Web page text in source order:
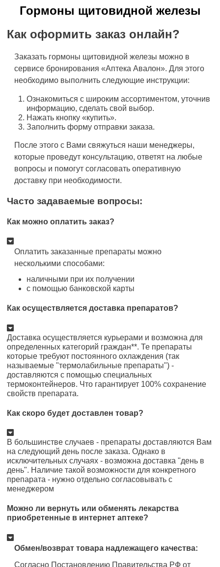
Гормоны щитовидной железы
Как оформить заказ онлайн?
Заказать гормоны щитовидной железы можно в
сервисе бронирования «Аптека Авалон». Для этого
необходимо выполнить следующие инструкции:
Ознакомиться с широким ассортиментом, уточнив
информацию, сделать свой выбор.
Нажать кнопку «купить».
Заполнить форму отправки заказа.
После этого с Вами свяжуться наши менеджеры,
которые проведут консультацию, ответят на любые
вопросы и помогут согласовать оперативную
доставку при необходимости.
Часто задаваемые вопросы:
Как можно оплатить заказ?
Оплатить заказанные препараты можно
несколькими способами:
наличными при их получении
с помощью банковской карты
Как осуществляется доставка препаратов?
Доставка осуществляется курьерами и возможна для
определенных категорий граждан**. Те препараты
которые требуют постоянного охлаждения (так
называемые "термолабильные препараты") -
доставляются с помощью специальных
термоконтейнеров. Что гарантирует 100% сохранение
свойств препарата.
Как скоро будет доставлен товар?
В большинстве случаев - препараты доставляются Вам
на следующий день после заказа. Однако в
исключительных случаях - возможна доставка "день в
день". Наличие такой возможности для конкретного
препарата - нужно отдельно согласовывать с
менеджером
Можно ли вернуть или обменять лекарства
приобретенные в интернет аптеке?
Обмен/возврат товара надлежащего качества:
Согласно Постановлению Правительства РФ от